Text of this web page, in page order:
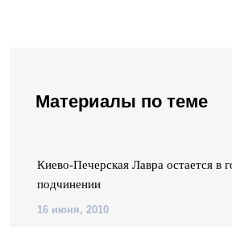
Материалы по теме
Киево-Печерская Лавра остается в
подчинении
16 июня, 2010